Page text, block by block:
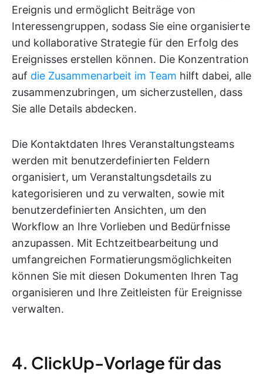
Ereignis und ermöglicht Beiträge von
Interessengruppen, sodass Sie eine organisierte
und kollaborative Strategie für den Erfolg des
Ereignisses erstellen können. Die Konzentration
auf die Zusammenarbeit im Team hilft dabei, alle
zusammenzubringen, um sicherzustellen, dass
Sie alle Details abdecken.
Die Kontaktdaten Ihres Veranstaltungsteams
werden mit benutzerdefinierten Feldern
organisiert, um Veranstaltungsdetails zu
kategorisieren und zu verwalten, sowie mit
benutzerdefinierten Ansichten, um den
Workflow an Ihre Vorlieben und Bedürfnisse
anzupassen. Mit Echtzeitbearbeitung und
umfangreichen Formatierungsmöglichkeiten
können Sie mit diesen Dokumenten Ihren Tag
organisieren und Ihre Zeitleisten für Ereignisse
verwalten.
4. ClickUp-Vorlage für das